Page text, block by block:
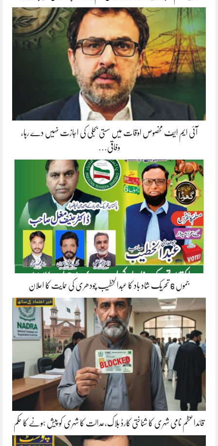
آئی ایم ایف مخصوص اوقات میں سستی بجلی کی اجازت نہیں دے رہا،
وفاقی…
جموں 6 تحریک شاد باد کا عبدالخطیب چودھری کی حمایت کا اعلان
قائداعظم نامی شہری کا شناختی کارڈ بلاک،عدالت کا شہری کو پیش ہونے کا حکم